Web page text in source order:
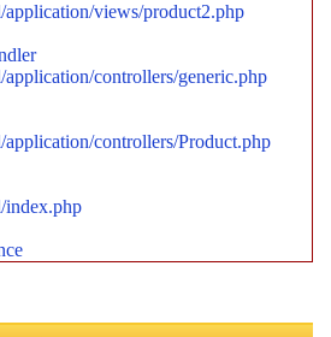
views/product2.php
controllers/generic.php
controllers/Product.php